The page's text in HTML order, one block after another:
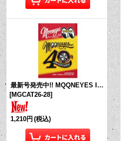
最新号発売中!! MQQNEYES International Magazine No.28 2026
[MGCAT26-28]
1,210円 (税込)